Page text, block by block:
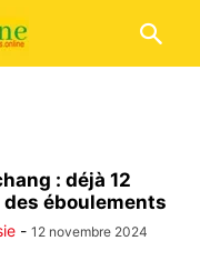
: déjà 12
éboulements
- 12 novembre 2024